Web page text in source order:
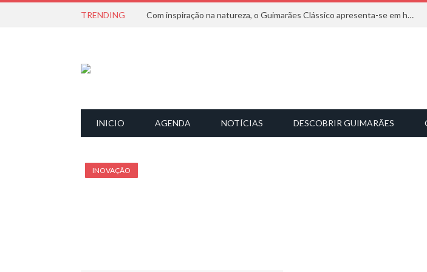
TRENDING Com inspiração na natureza, o Guimarães Clássico apresenta-se em harmonia musical
INICIO AGENDA NOTÍCIAS DESCOBRIR GUIMARÃES
INOVAÇÃO